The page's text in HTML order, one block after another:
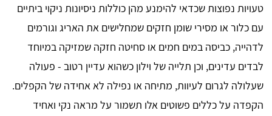
טעויות נפוצות שכדאי להימנע מהן כוללות ניסיונות ניקוי ביתיים
עם כלור או מסירי שומן חזקים שמחלישים את האריג וגורמים
לדהייה, כביסה במים חמים או סחיטה חזקה שמזיקה במיוחד
לבדים עדינים, וכן תלייה של וילון כשהוא עדיין רטוב - פעולה
שעלולה לגרום לעיוות, מתיחה או נפילה לא אחידה של הקפלים.
הקפדה על כללים פשוטים אלו תשמור על מראה נקי ואחיד